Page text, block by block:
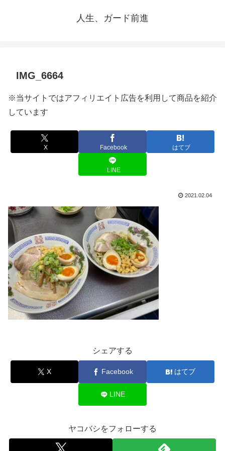
人生、ガード前進
IMG_6664
※当サイトではアフィリエイト広告を利用して商品を紹介
しています
X Facebook はてブ
LINE
2021.02.04
シェアする
X Facebook はてブ
LINE
ヤコバシをフォローする